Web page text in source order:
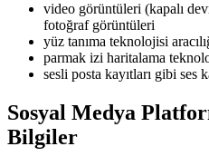
video görüntüleri (kapalı
fotoğraf görüntüleri
yüz tanıma teknolojisi
parmak izi haritalama
sesli posta kayıtları gibi ses
Sosyal Medya
Bilgiler